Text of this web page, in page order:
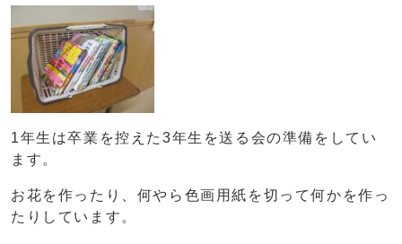
1年生は卒業を控えた3年生を送る会の準備をしてい
ます。
お花を作ったり、何やら色画用紙を切って何かを作っ
たりしています。